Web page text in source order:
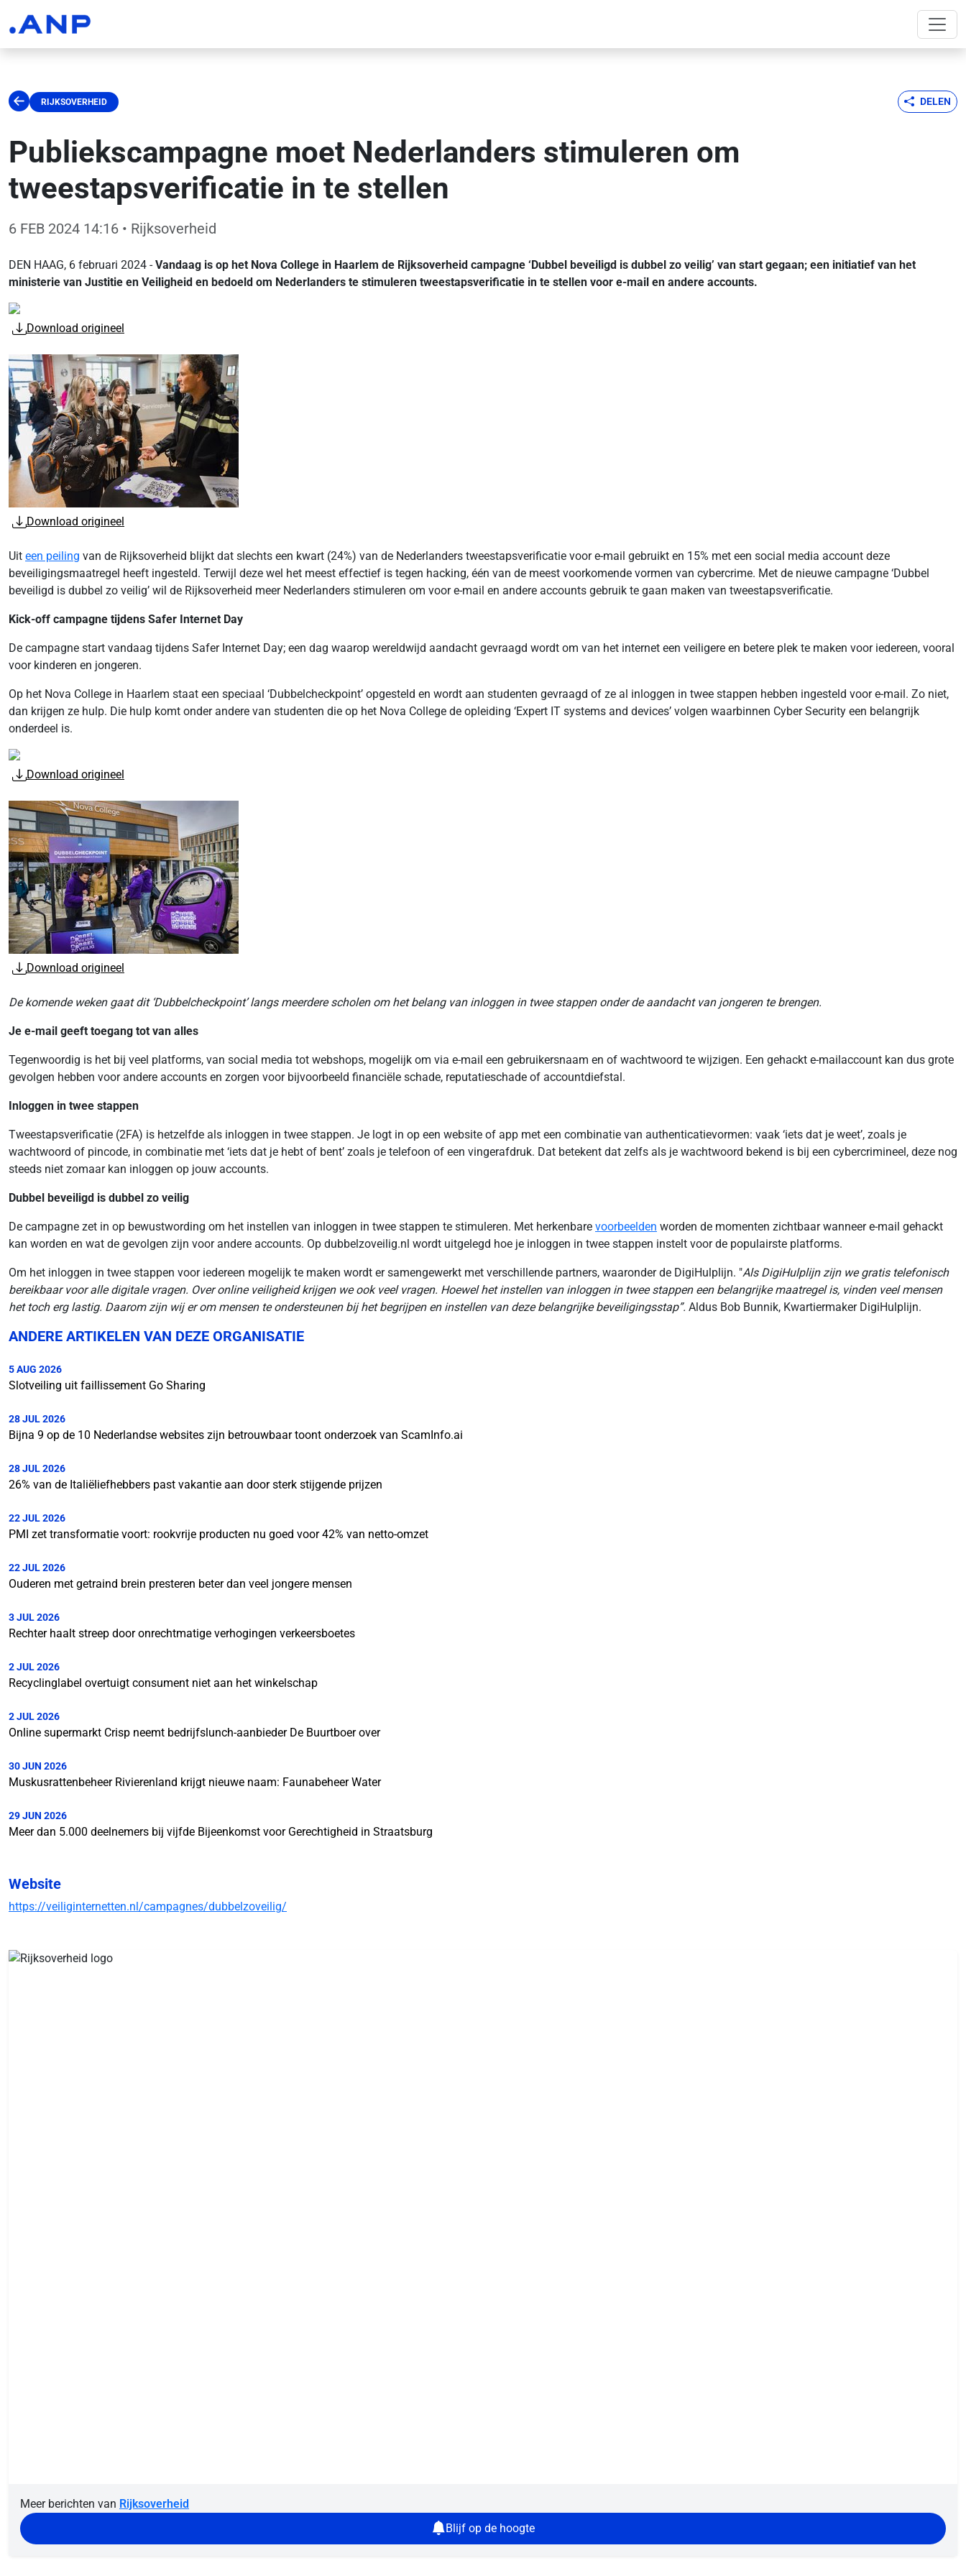
RIJKSOVERHEID DELEN
Publiekscampagne moet Nederlanders stimuleren om
tweestapsverificatie in te stellen
6 FEB 2024 14:16 • Rijksoverheid
DEN HAAG, 6 februari 2024 -Vandaag is op het Nova College in Haarlem de Rijksoverheid campagne ‘Dubbel beveiligd is dubbel zo veilig’ van start gegaan; een initiatief van het
ministerie van Justitie en Veiligheid en bedoeld om Nederlanders te stimuleren tweestapsverificatie in te stellen voor e-mail en andere accounts.
Download origineel
Download origineel
Uit een peiling van de Rijksoverheid blijkt dat slechts een kwart (24%) van de Nederlanders tweestapsverificatie voor e-mail gebruikt en 15% met een social media account deze
beveiligingsmaatregel heeft ingesteld. Terwijl deze wel het meest effectief is tegen hacking, één van de meest voorkomende vormen van cybercrime. Met de nieuwe campagne ‘Dubbel
beveiligd is dubbel zo veilig’ wil de Rijksoverheid meer Nederlanders stimuleren om voor e-mail en andere accounts gebruik te gaan maken van tweestapsverificatie.
Kick-off campagne tijdens Safer Internet Day
De campagne start vandaag tijdens Safer Internet Day; een dag waarop wereldwijd aandacht gevraagd wordt om van het internet een veiligere en betere plek te maken voor iedereen, vooral
voor kinderen en jongeren.
Op het Nova College in Haarlem staat een speciaal ‘Dubbelcheckpoint’ opgesteld en wordt aan studenten gevraagd of ze al inloggen in twee stappen hebben ingesteld voor e-mail. Zo niet,
dan krijgen ze hulp. Die hulp komt onder andere van studenten die op het Nova College de opleiding ‘Expert IT systems and devices’ volgen waarbinnen Cyber Security een belangrijk
onderdeel is.
Download origineel
Download origineel
De komende weken gaat dit ‘Dubbelcheckpoint’ langs meerdere scholen om het belang van inloggen in twee stappen onder de aandacht van jongeren te brengen.
Je e-mail geeft toegang tot van alles
Tegenwoordig is het bij veel platforms, van social media tot webshops, mogelijk om via e-mail een gebruikersnaam en of wachtwoord te wijzigen. Een gehackt e-mailaccount kan dus grote
gevolgen hebben voor andere accounts en zorgen voor bijvoorbeeld financiële schade, reputatieschade of accountdiefstal.
Inloggen in twee stappen
Tweestapsverificatie (2FA) is hetzelfde als inloggen in twee stappen. Je logt in op een website of app met een combinatie van authenticatievormen: vaak ‘iets dat je weet’, zoals je
wachtwoord of pincode, in combinatie met ‘iets dat je hebt of bent’ zoals je telefoon of een vingerafdruk. Dat betekent dat zelfs als je wachtwoord bekend is bij een cybercrimineel, deze nog
steeds niet zomaar kan inloggen op jouw accounts.
Dubbel beveiligd is dubbel zo veilig
De campagne zet in op bewustwording om het instellen van inloggen in twee stappen te stimuleren. Met herkenbare voorbeelden worden de momenten zichtbaar wanneer e-mail gehackt
kan worden en wat de gevolgen zijn voor andere accounts. Op dubbelzoveilig.nl wordt uitgelegd hoe je inloggen in twee stappen instelt voor de populairste platforms.
Om het inloggen in twee stappen voor iedereen mogelijk te maken wordt er samengewerkt met verschillende partners, waaronder de DigiHulplijn. "Als DigiHulplijn zijn we gratis telefonisch
bereikbaar voor alle digitale vragen. Over online veiligheid krijgen we ook veel vragen. Hoewel het instellen van inloggen in twee stappen een belangrijke maatregel is, vinden veel mensen
het toch erg lastig. Daarom zijn wij er om mensen te ondersteunen bij het begrijpen en instellen van deze belangrijke beveiligingsstap”. Aldus Bob Bunnik, Kwartiermaker DigiHulplijn.
ANDERE ARTIKELEN VAN DEZE ORGANISATIE
5 AUG 2026
Slotveiling uit faillissement Go Sharing
28 JUL 2026
Bijna 9 op de 10 Nederlandse websites zijn betrouwbaar toont onderzoek van ScamInfo.ai
28 JUL 2026
26% van de Italiëliefhebbers past vakantie aan door sterk stijgende prijzen
22 JUL 2026
PMI zet transformatie voort: rookvrije producten nu goed voor 42% van netto-omzet
22 JUL 2026
Ouderen met getraind brein presteren beter dan veel jongere mensen
3 JUL 2026
Rechter haalt streep door onrechtmatige verhogingen verkeersboetes
2 JUL 2026
Recyclinglabel overtuigt consument niet aan het winkelschap
2 JUL 2026
Online supermarkt Crisp neemt bedrijfslunch-aanbieder De Buurtboer over
30 JUN 2026
Muskusrattenbeheer Rivierenland krijgt nieuwe naam: Faunabeheer Water
29 JUN 2026
Meer dan 5.000 deelnemers bij vijfde Bijeenkomst voor Gerechtigheid in Straatsburg
Website
https://veiliginternetten.nl/campagnes/dubbelzoveilig/
Meer berichten van Rijksoverheid
Blijf op de hoogte